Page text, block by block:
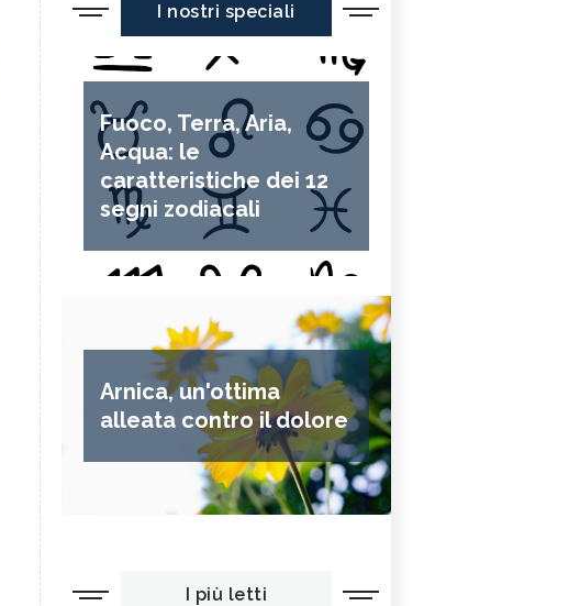
I nostri speciali
Fuoco, Terra, Aria,
Acqua: le
caratteristiche dei 12
segni zodiacali
Arnica, un'ottima
alleata contro il dolore
I più letti